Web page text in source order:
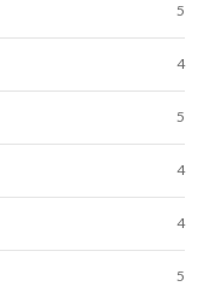
5
4
5
4
4
5